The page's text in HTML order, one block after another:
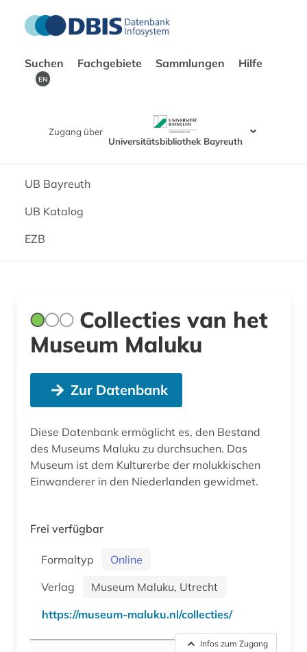
Suchen Fachgebiete Sammlungen Hilfe
EN
Zugang über
Universitätsbibliothek Bayreuth
UB Bayreuth
UB Katalog
EZB
Collecties van het
Museum Maluku
Zur Datenbank
Diese Datenbank ermöglicht es, den Bestand
des Museums Maluku zu durchsuchen. Das
Museum ist dem Kulturerbe der molukkischen
Einwanderer in den Niederlanden gewidmet.
Frei verfügbar
Formaltyp
Online
Verlag
Museum Maluku, Utrecht
https://museum-maluku.nl/collecties/
Infos zum Zugang